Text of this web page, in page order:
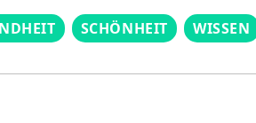
SCHÖNHEIT WISSEN